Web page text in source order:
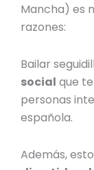
Mancha) es
razones:
Bailar
social que
personas
española.
Además,